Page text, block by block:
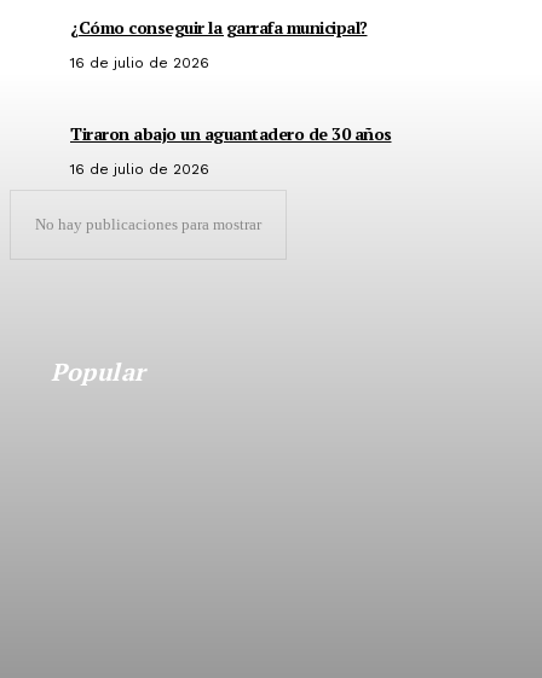
¿Cómo conseguir la garrafa municipal?
16 de julio de 2026
Tiraron abajo un aguantadero de 30 años
16 de julio de 2026
No hay publicaciones para mostrar
Popular